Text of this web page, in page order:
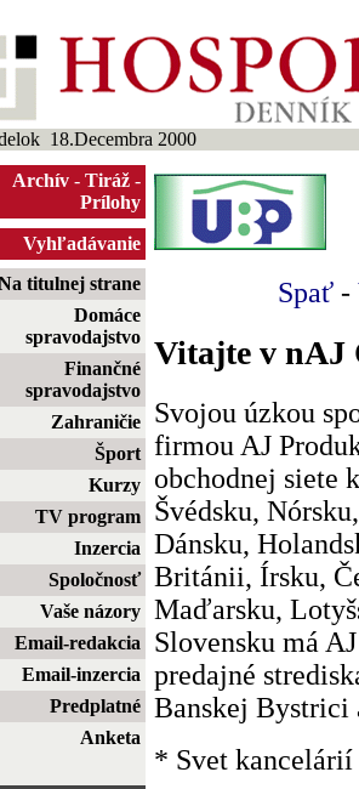
18.Decembra 2000
Archív - Tiráž -
Prílohy
Vyhľadávanie
titulnej strane
Domáce
spravodajstvo
Finančné
spravodajstvo
Zahraničie
Šport
Kurzy
TV program
Inzercia
Spoločnosť
Vaše názory
Email-redakcia
Email-inzercia
Predplatné
Anketa
Spať -
Vitajte v nAJ
Svojou úzkou
firmou AJ
obchodnej siete
Švédsku,
Dánsku,
Británii, Írsku,
Maďarsku,
Slovensku má
predajné
Banskej Bystrici
* Svet kancelárií